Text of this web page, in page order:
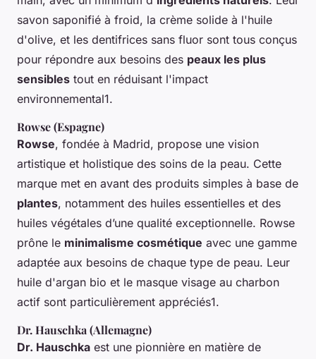
savon saponifié à froid, la crème solide à l'huile
d'olive, et les dentifrices sans fluor sont tous conçus
pour répondre aux besoins des peaux les plus
sensibles tout en réduisant l'impact
environnemental1.
Rowse (Espagne)
Rowse, fondée à Madrid, propose une vision
artistique et holistique des soins de la peau. Cette
marque met en avant des produits simples à base de
plantes, notamment des huiles essentielles et des
huiles végétales d’une qualité exceptionnelle. Rowse
prône le minimalisme cosmétique avec une gamme
adaptée aux besoins de chaque type de peau. Leur
huile d'argan bio et le masque visage au charbon
actif sont particulièrement appréciés1.
Dr. Hauschka (Allemagne)
Dr. Hauschka est une pionnière en matière de